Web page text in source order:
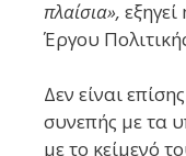
πλαίσια»,
Έργου
Δεν είναι
συνεπής με τα
με το κείμενό